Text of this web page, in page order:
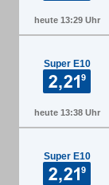
heute 13:29 Uhr
Super E10
heute 13:38 Uhr
Super E10